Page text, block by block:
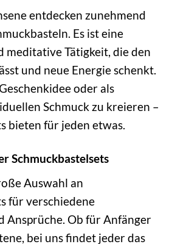
entdecken zunehmend
Es ist eine
meditative Tätigkeit, die den
und neue Energie schenkt.
oder als
Schmuck zu kreieren –
bieten für jeden etwas.
Schmuckbastelsets
Auswahl an
für verschiedene
Ansprüche. Ob für Anfänger
bei uns findet jeder das